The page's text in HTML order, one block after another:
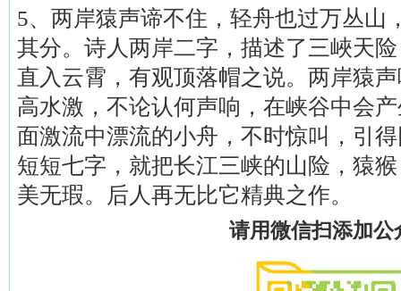
5、两岸猿声谛不住，轻舟也过万丛山
其分。诗人两岸二字，描述了三峽天
直入云霄，有观顶落帽之说。两岸猿
高水激，不论认何声响，在峡谷中会
面激流中漂流的小舟，不时惊叫，引
短短七字，就把长江三峡的山险，猿
美无瑕。后人再无比它精典之作。
请用微信扫添加公